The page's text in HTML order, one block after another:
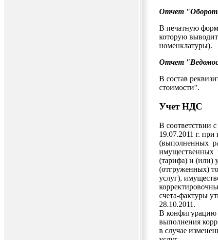
Отчет
В печатную
которую
номенклатуры).
Отчет
В состав
стоимости".
Учет НДС
В соответствии
19.07.2011 г.
(выполненных
имущественных
(тарифа) и (или)
(отгруженных)
услуг),
счета-фактуры
28.10.2011.
В конфигурацию
выполнения
в случае